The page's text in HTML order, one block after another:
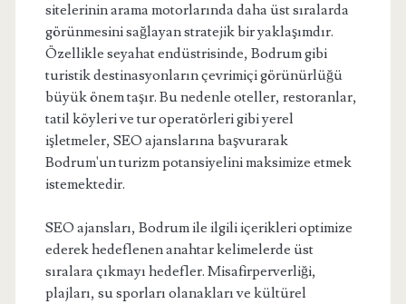
sitelerinin arama motorlarında daha üst sıralarda
görünmesini sağlayan stratejik bir yaklaşımdır.
Özellikle seyahat endüstrisinde, Bodrum gibi
turistik destinasyonların çevrimiçi görünürlüğü
büyük önem taşır. Bu nedenle oteller, restoranlar,
tatil köyleri ve tur operatörleri gibi yerel
işletmeler, SEO ajanslarına başvurarak
Bodrum'un turizm potansiyelini maksimize etmek
istemektedir.
SEO ajansları, Bodrum ile ilgili içerikleri optimize
ederek hedeflenen anahtar kelimelerde üst
sıralara çıkmayı hedefler. Misafirperverliği,
plajları, su sporları olanakları ve kültürel